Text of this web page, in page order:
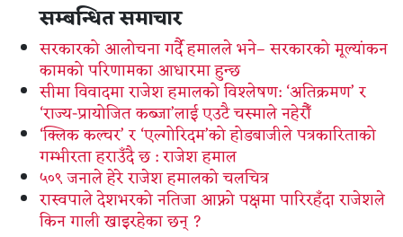
सम्बन्धित समाचार
सरकारको आलोचना गर्दै हमालले भने– सरकारको मूल्यांकन
कामको परिणामका आधारमा हुन्छ
सीमा विवादमा राजेश हमालको विश्लेषण: ‘अतिक्रमण’ र
‘राज्य-प्रायोजित कब्जा’लाई एउटै चस्माले नहेरौँ
‘क्लिक कल्चर’ र ‘एल्गोरिदम’को होडबाजीले पत्रकारिताको
गम्भीरता हराउँदै छ : राजेश हमाल
५०९ जनाले हेरे राजेश हमालको चलचित्र
रास्वपाले देशभरको नतिजा आफ्नो पक्षमा पारिरहँदा राजेशले
किन गाली खाइरहेका छन् ?